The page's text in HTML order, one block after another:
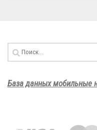
Найти:
База данных мобильные